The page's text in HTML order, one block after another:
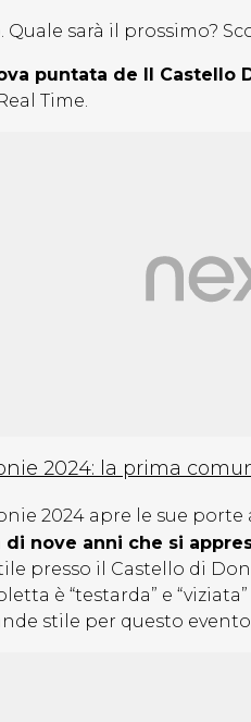
sarà il prossimo?
puntata de Il Castello
Time.
2024: la prima
2024 apre le sue
nove anni che si
presso il Castello di
è “testarda” e
stile per questo